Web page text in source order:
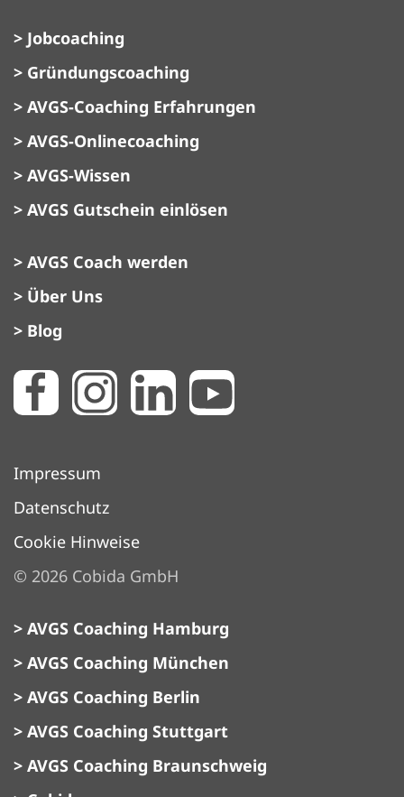
> Jobcoaching
> Gründungscoaching
> AVGS-Coaching Erfahrungen
> AVGS-Onlinecoaching
> AVGS-Wissen
> AVGS Gutschein einlösen
> AVGS Coach werden
> Über Uns
> Blog
Impressum
Datenschutz
Cookie Hinweise
© 2026 Cobida GmbH
> AVGS Coaching Hamburg
> AVGS Coaching München
> AVGS Coaching Berlin
> AVGS Coaching Stuttgart
> AVGS Coaching Braunschweig